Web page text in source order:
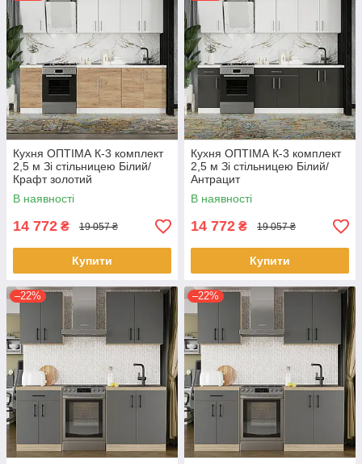
Кухня ОПТІМА К-3 комплект
2,5 м Зі стільницею Білий/
Крафт золотий
В наявності
14 772 ₴ 19 057 ₴
Купити
Кухня ОПТІМА К-3 комплект
2,5 м Зі стільницею Білий/
Антрацит
В наявності
14 772 ₴ 19 057 ₴
Купити
–22% –22%